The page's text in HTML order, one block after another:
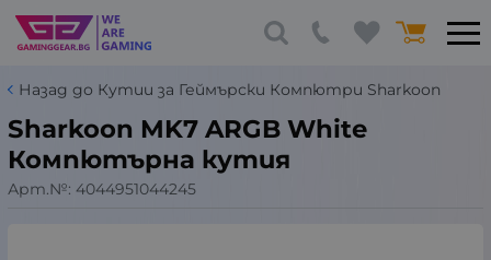
Назад до Кутии за Геймърски Компютри Sharkoon
Sharkoon MK7 ARGB White
Компютърна кутия
Арт.№: 4044951044245